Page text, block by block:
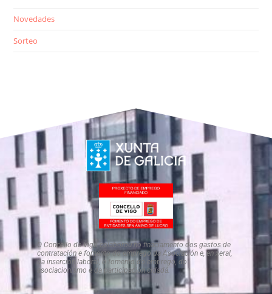
Novedades
Sorteo
O Concello de Vigo colaborou no finaciamento dos gastos de
contratación e fomento do emprego da Asociación e, en xeral,
da inserción laboral, o fomento do emprego, do
asociacionismo e da participación cidadá.